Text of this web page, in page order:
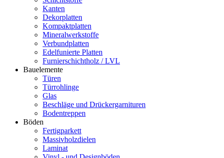
Kanten
Dekorplatten
Kompaktplatten
Mineralwerkstoffe
Verbundplatten
Edelfunierte Platten
Furnierschichtholz / LVL
Bauelemente
Türen
Türrohlinge
Glas
Beschläge und Drückergarnituren
Bodentreppen
Böden
Fertigparkett
Massivholzdielen
Laminat